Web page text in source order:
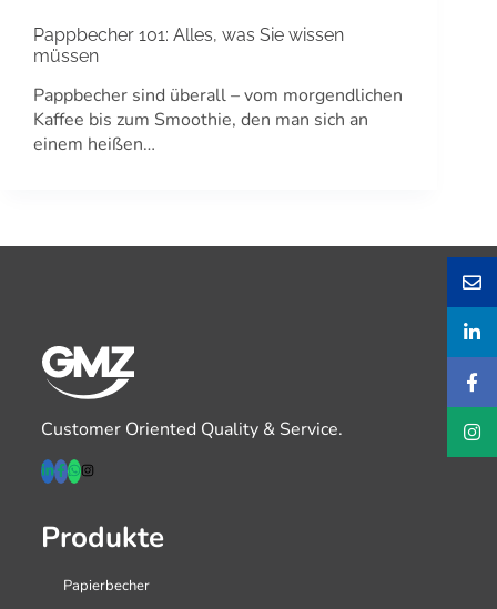
Pappbecher 101: Alles, was Sie wissen
müssen
Pappbecher sind überall – vom morgendlichen
Kaffee bis zum Smoothie, den man sich an
einem heißen…
Customer Oriented Quality & Service.
Produkte
Papierbecher